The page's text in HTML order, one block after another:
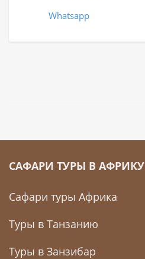
Whatsapp
САФАРИ ТУРЫ В АФРИКУ
Сафари туры Африка
Туры в Танзанию
Туры в Занзибар